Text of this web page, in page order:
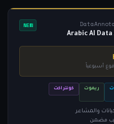
Arabic AI
NEW
أسبوعياً
ريموت كونتراكت
والمشاعر
مضمن